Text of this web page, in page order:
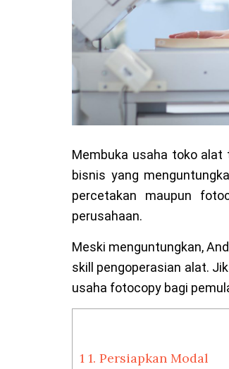
Membuka usaha toko
bisnis yang
percetakan maupun
perusahaan.
Meski menguntungkan,
skill pengoperasian alat.
usaha fotocopy bagi
1 1. Persiapkan Modal